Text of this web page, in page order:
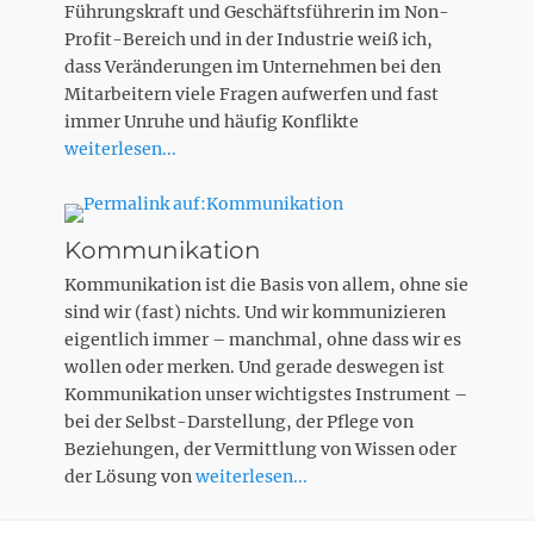
Führungskraft und Geschäftsführerin im Non-
Profit-Bereich und in der Industrie weiß ich,
dass Veränderungen im Unternehmen bei den
Mitarbeitern viele Fragen aufwerfen und fast
immer Unruhe und häufig Konflikte
weiterlesen...
Kommunikation
Kommunikation ist die Basis von allem, ohne sie
sind wir (fast) nichts. Und wir kommunizieren
eigentlich immer – manchmal, ohne dass wir es
wollen oder merken. Und gerade deswegen ist
Kommunikation unser wichtigstes Instrument –
bei der Selbst-Darstellung, der Pflege von
Beziehungen, der Vermittlung von Wissen oder
der Lösung vonweiterlesen...